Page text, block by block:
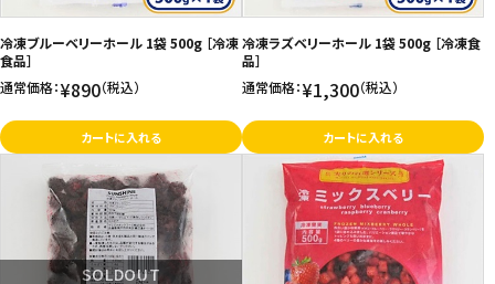
冷凍ブルーベリーホール 1袋 500g ［冷凍
食品］
通常価格：¥890（税込）
カートに入れる
冷凍ラズベリーホール 1袋 500g ［冷凍食
品］
通常価格：¥1,300（税込）
カートに入れる
SOLDOUT